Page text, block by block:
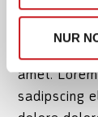
NUR
voluptua.
dolores et
amet.
sadipscing